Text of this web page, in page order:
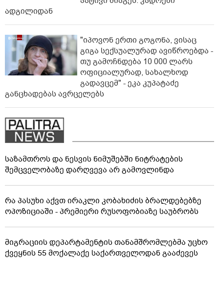
ადგილიდან
"იპოვონ ერთი გოგონა, ვისაც
გიგა სექსუალურად ავიწროებდა -
თუ გამოჩნდება 10 000 ლარს
ოფიციალურად, სახალხოდ
გადავცემ" - ეკა კუპატაძე
განცხადებას ავრცელებს
საზამთროს და ნესვის ნიმუშებში ნიტრატების
შემცველობაზე დარღვევა არ გამოვლინდა
რა პასუხი აქვთ ირაკლი კობახიძის ბრალდებებზე
ოპოზიციაში - პრემიერი რუსოფობიაზე საუბრობს
მიგრაციის დეპარტამენტის თანამშრომლებმა უცხო
ქვეყნის 55 მოქალაქე საქართველოდან გააძევეს